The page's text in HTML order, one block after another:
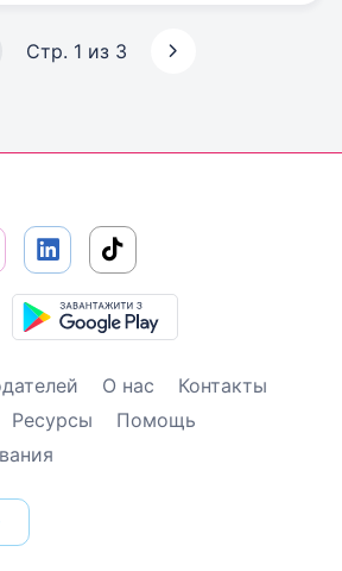
Стр. 1 из 3
О нас
Контакты
Ресурсы
Помощь